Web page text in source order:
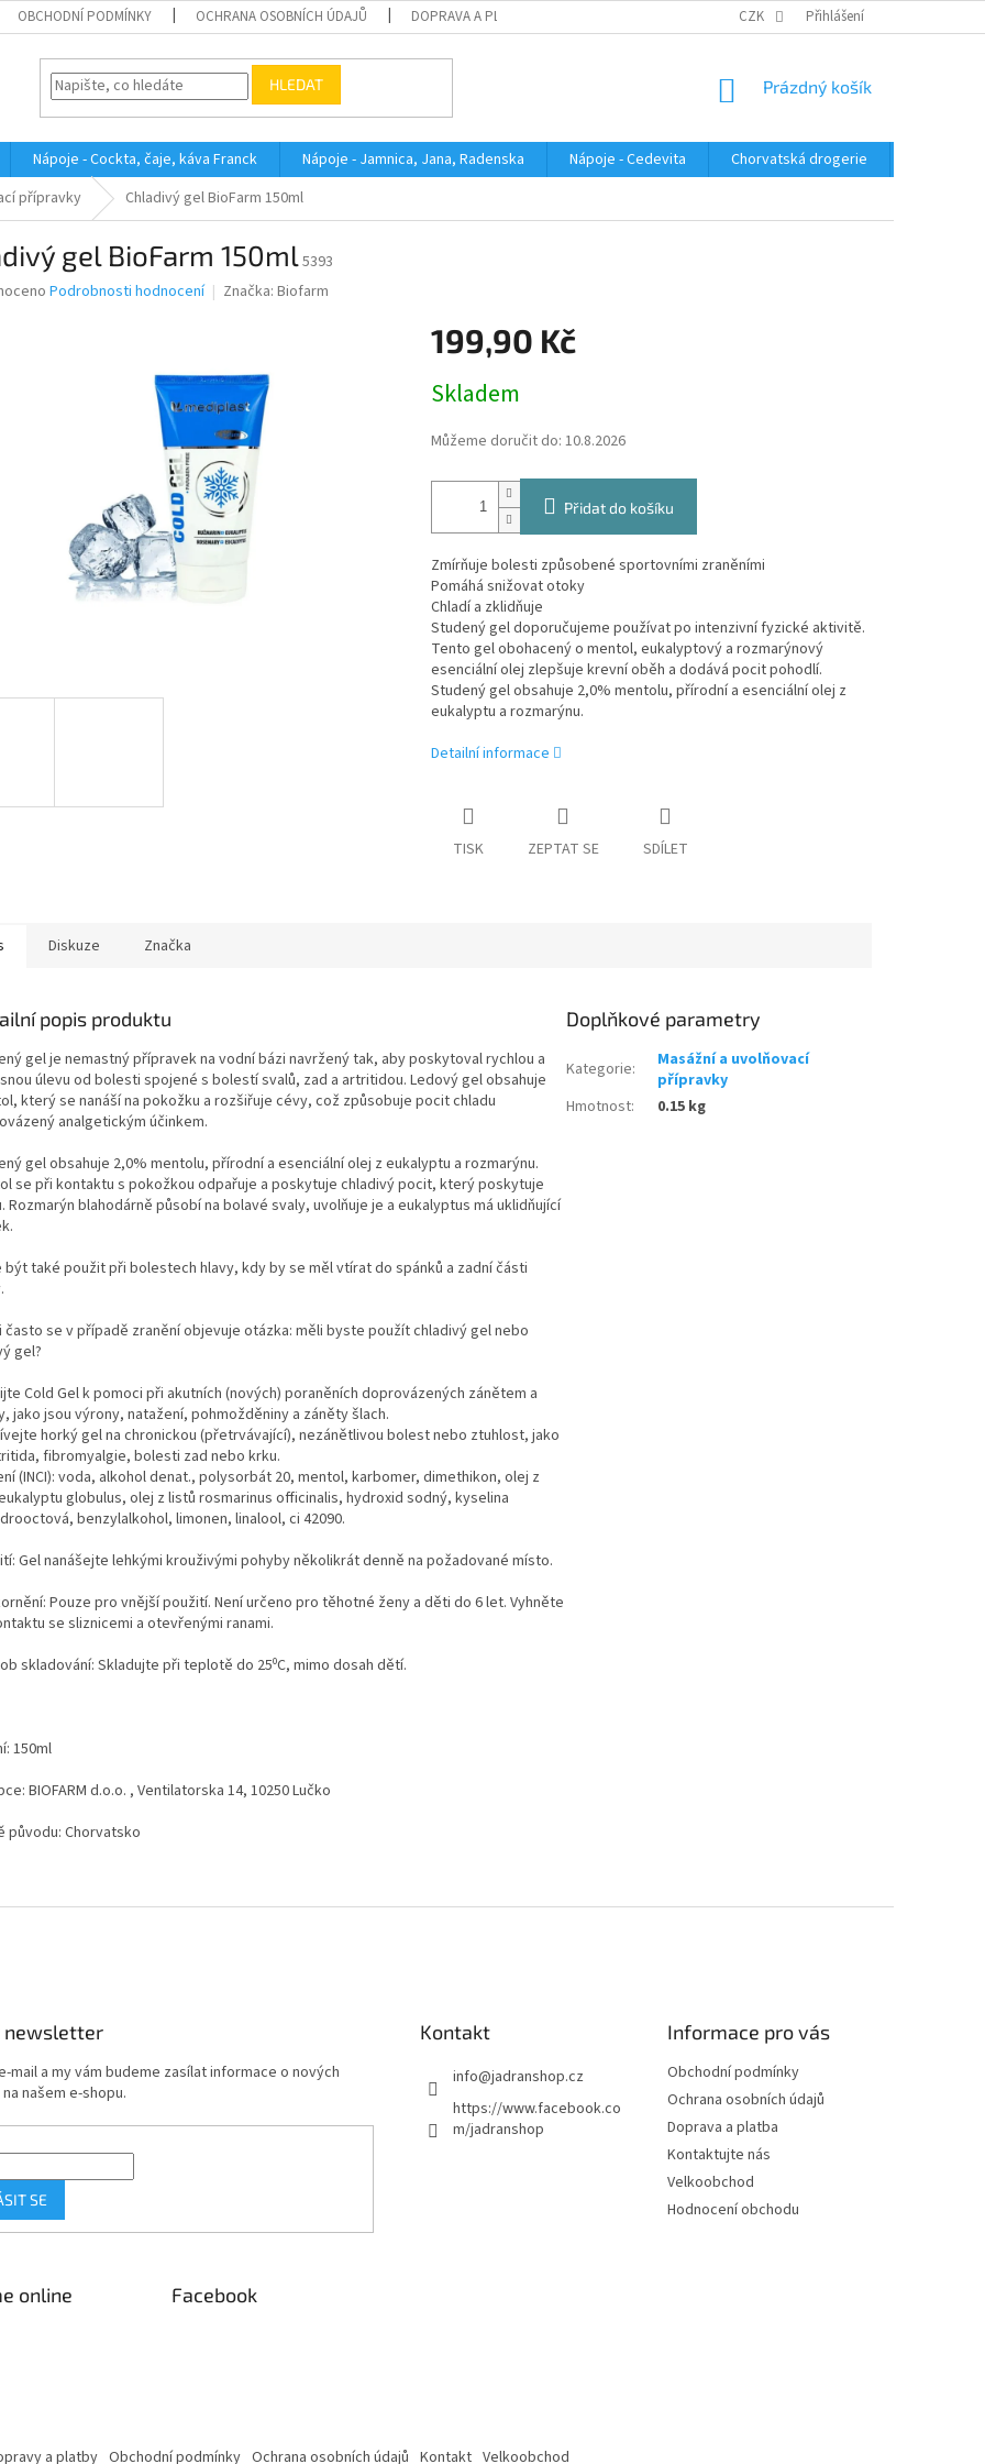
OBCHODNÍ PODMÍNKY OCHRANA OSOBNÍCH ÚDAJŮ DOPRAVA A PLATBA VELKOOBCHOD
CZK Přihlášení
HLEDAT
NÁKUPNÍ
Prázdný košík
Nápoje - Cockta, čaje, káva Franck Nápoje - Jamnica, Jana, Radenska Nápoje - Cedevita Chorvatská drogerie
přípravky Chladivý gel BioFarm 150ml
gel BioFarm 150ml5393
Podrobnosti hodnocení Značka: Biofarm
199,90 Kč
cena:
Skladem
Můžeme doručit do: 10.8.2026
Přidat do košíku
Zmírňuje bolesti způsobené sportovními zraněními
Pomáhá snižovat otoky
Chladí a zklidňuje
Studený gel doporučujeme používat po intenzivní fyzické aktivitě.
Tento gel obohacený o mentol, eukalyptový a rozmarýnový
esenciální olej zlepšuje krevní oběh a dodává pocit pohodlí.
Studený gel obsahuje 2,0% mentolu, přírodní a esenciální olej z
eukalyptu a rozmarýnu.
Detailní informace
TISK ZEPTAT SE SDÍLET
Diskuze Značka
popis produktu
gel je nemastný přípravek na vodní bázi navržený tak, aby poskytoval rychlou a
úlevu od bolesti spojené s bolestí svalů, zad a artritidou. Ledový gel obsahuje
který se nanáší na pokožku a rozšiřuje cévy, což způsobuje pocit chladu
analgetickým účinkem.
gel obsahuje 2,0% mentolu, přírodní a esenciální olej z eukalyptu a rozmarýnu.
se při kontaktu s pokožkou odpařuje a poskytuje chladivý pocit, který poskytuje
Rozmarýn blahodárně působí na bolavé svaly, uvolňuje je a eukalyptus má uklidňující
být také použit při bolestech hlavy, kdy by se měl vtírat do spánků a zadní části
často se v případě zranění objevuje otázka: měli byste použít chladivý gel nebo
gel?
Cold Gel k pomoci při akutních (nových) poraněních doprovázených zánětem a
jako jsou výrony, natažení, pohmožděniny a záněty šlach.
horký gel na chronickou (přetrvávající), nezánětlivou bolest nebo ztuhlost, jako
fibromyalgie, bolesti zad nebo krku.
(INCI): voda, alkohol denat., polysorbát 20, mentol, karbomer, dimethikon, olej z
globulus, olej z listů rosmarinus officinalis, hydroxid sodný, kyselina
benzylalkohol, limonen, linalool, ci 42090.
Gel nanášejte lehkými krouživými pohyby několikrát denně na požadované místo.
Pouze pro vnější použití. Není určeno pro těhotné ženy a děti do 6 let. Vyhněte
se sliznicemi a otevřenými ranami.
skladování: Skladujte při teplotě do 25⁰C, mimo dosah dětí.
150ml
BIOFARM d.o.o. , Ventilatorska 14, 10250 Lučko
původu: Chorvatsko
Doplňkové parametry
Kategorie:
Masážní a uvolňovací
přípravky
Hmotnost: 0.15 kg
newsletter
mail a my vám budeme zasílat informace o nových
našem e-shopu.
SE
Kontakt
info@jadranshop.cz
https://www.facebook.co
m/jadranshop
Informace pro vás
Obchodní podmínky
Ochrana osobních údajů
Doprava a platba
Kontaktujte nás
Velkoobchod
Hodnocení obchodu
online
Facebook
a platby Obchodní podmínky Ochrana osobních údajů Kontakt Velkoobchod